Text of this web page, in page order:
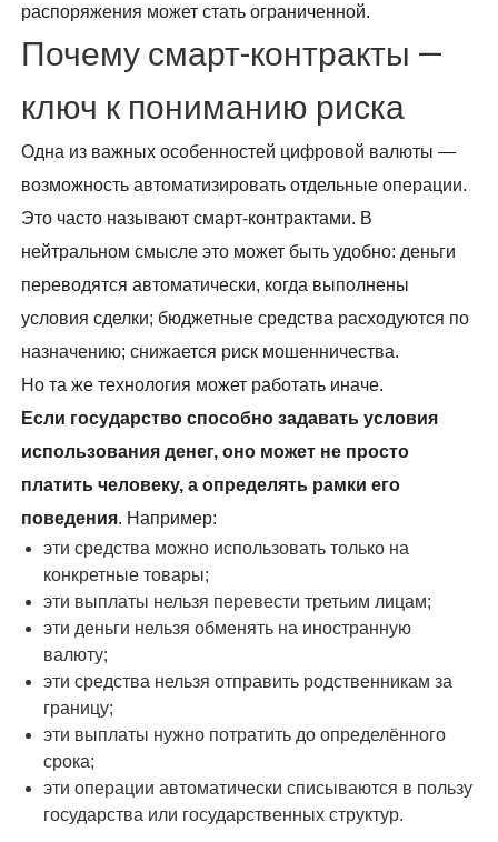
распоряжения может стать ограниченной.
Почему смарт-контракты —
ключ к пониманию риска
Одна из важных особенностей цифровой валюты —
возможность автоматизировать отдельные операции.
Это часто называют смарт-контрактами. В
нейтральном смысле это может быть удобно: деньги
переводятся автоматически, когда выполнены
условия сделки; бюджетные средства расходуются по
назначению; снижается риск мошенничества.
Но та же технология может работать иначе.
Если государство способно задавать условия
использования денег, оно может не просто
платить человеку, а определять рамки его
поведения. Например:
эти средства можно использовать только на
конкретные товары;
эти выплаты нельзя перевести третьим лицам;
эти деньги нельзя обменять на иностранную
валюту;
эти средства нельзя отправить родственникам за
границу;
эти выплаты нужно потратить до определённого
срока;
эти операции автоматически списываются в пользу
государства или государственных структур.